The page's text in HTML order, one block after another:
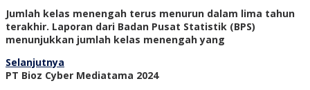
Jumlah kelas menengah terus menurun dalam lima tahun
terakhir. Laporan dari Badan Pusat Statistik (BPS)
menunjukkan jumlah kelas menengah yang
Selanjutnya
PT Bioz Cyber Mediatama 2024